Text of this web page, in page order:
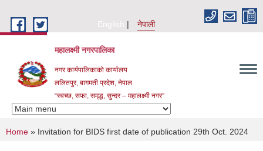
English
नेपाली
महालक्ष्मी नगरपालिका
नगर कार्यपालिकाको कार्यालय
ललितपुर, बागमती प्रदेश, नेपाल
“स्वच्छ, सफा, समृद्ध, सुन्दर – महालक्ष्मी नगर”
You are here
Home » Invitation for BIDS first date of publication 29th Oct. 2024